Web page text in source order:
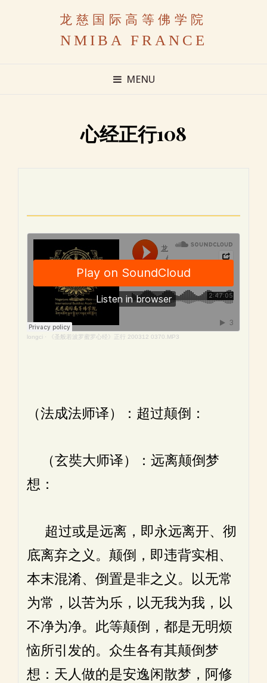
龙慈国际高等佛学院
NMIBA FRANCE
MENU
心经正行108
longci · 《圣般若波罗蜜罗心经》正行 200312 0370.MP3
（法成法师译）：超过颠倒：
（玄奘大师译）：远离颠倒梦
想：
超过或是远离，即永远离开、彻
底离弃之义。颠倒，即违背实相、
本末混淆、倒置是非之义。以无常
为常，以苦为乐，以无我为我，以
不净为净。此等颠倒，都是无明烦
恼所引发的。众生各有其颠倒梦
想：天人做的是安逸闲散梦，阿修